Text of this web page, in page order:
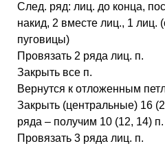
След. ряд: лиц. до конца,
накид, 2 вместе лиц., 1 лиц.
пуговицы)
Провязать 2 ряда лиц. п.
Закрыть все п.
Вернутся к отложенным
Закрыть (центральные) 16
ряда – получим 10 (12, 14) п.
Провязать 3 ряда лиц. п.